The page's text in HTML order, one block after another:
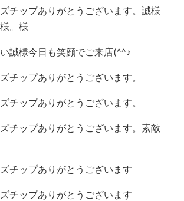
チップありがとうございます。誠様
。様
誠様今日も笑顔でご来店(^^♪
チップありがとうございます。
チップありがとうございます。
チップありがとうございます。素敵
チップありがとうございます
チップありがとうございます